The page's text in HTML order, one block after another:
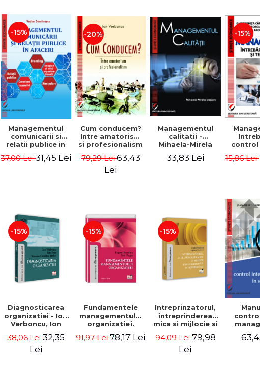
-15%
Managementul
comunicarii si
relatii publice in
Dumitrascu
37,00 Lei31,45 Lei
-20%
Cum conducem?
Intre amatorism
si profesionalism
79,29 Lei63,43
Lei
Managementul
calitatii -
Mihaela-Mirela
33,83 Lei
-15%
15,86 Lei
-15%
Diagnosticarea
organizatiei - Ion
Verboncu, Ion
Catalina Stefan
38,06 Lei32,35
Lei
-15%
Fundamentele
managementului
organizatiei.
Eugen Burdus,
91,97 Lei78,17 Lei
-15%
Intreprinzatorul,
intreprinderea
mica si mijlocie si
intreprenorial -
Ovidiu Nicolescu,
94,09 Lei79,98
Lei